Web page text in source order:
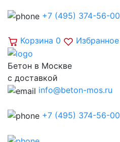
+7 (495) 374-56-00
Корзина 0 Избранное
Бетон в Москве
с доставкой
info@beton-mos.ru
+7 (495) 374-56-00